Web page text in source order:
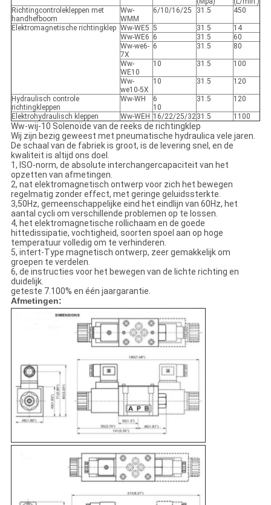
Richtingcontrolekleppen met
handhefboom
Ww-
WMM
6/10/16/25 31.5 450
Elektromagnetische richtingklep Ww-WE5 5 31.5
14
Ww-WE6 6 31.5
60
Ww-we6-
7X
6 31.5 80
Ww-
WE10
10 31.5 100
Ww-
we10-5X
10 31.5 120
Hydraulisch controle
richtingkleppen
Ww-WH
6
10
31.5 120
Elektrohydraulisch kleppen Ww-WEH 16/22/25/3231.5 1100
Ww-wij-10 Solenoïde van de reeks de richtingklep
Wij zijn bezig geweest met pneumatische hydraulica vele jaren.
De schaal van de fabriek is groot, is de levering snel, en de
kwaliteit is altijd ons doel.
1, ISO-norm, de absolute interchangercapaciteit van het
opzetten van afmetingen.
2, nat elektromagnetisch ontwerp voor zich het bewegen
regelmatig zonder effect, met geringe geluidssterkte.
3,50Hz, gemeenschappelijke eind het eindlijn van 60Hz, het
aantal cycli om verschillende problemen op te lossen.
4, het elektromagnetische rollichaam en de goede
hittedissipatie, vochtigheid, soorten spoel aan op hoge
temperatuur volledig om te verhinderen.
5, intert-Type magnetisch ontwerp, zeer gemakkelijk om
groepen te verdelen.
6, de instructies voor het bewegen van de lichte richting en
duidelijk.
geteste 7.100% en één jaargarantie.
Afmetingen: